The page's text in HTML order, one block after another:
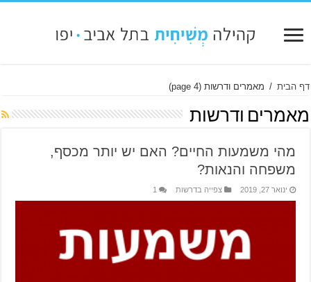
דף הבית / מאמרים ודרשות (page 4)
מאמרים ודרשות
מהי משמעות החיים? האם יש יותר מכסף,
משפחה והנאות?
ינואר 27, 2019 צפייה בדרשות 1